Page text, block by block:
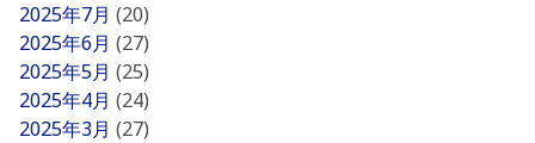
2025年7月 (20)
2025年6月 (27)
2025年5月 (25)
2025年4月 (24)
2025年3月 (27)